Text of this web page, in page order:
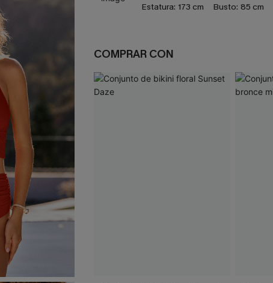
Estatura: 173 cm Busto: 85 cm
COMPRAR CON